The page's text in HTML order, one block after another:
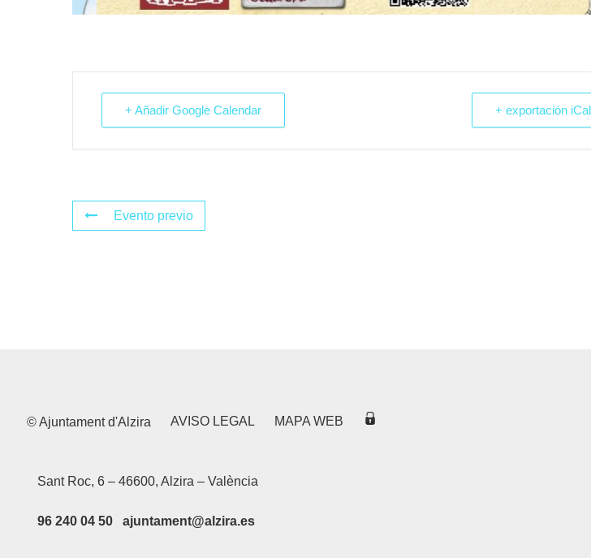
+ Añadir Google Calendar + exportación
Evento previo
© Ajuntament d'Alzira AVISO LEGAL MAPA WEB
Sant Roc, 6 – 46600, Alzira – València
96 240 04 50 ajuntament@alzira.es